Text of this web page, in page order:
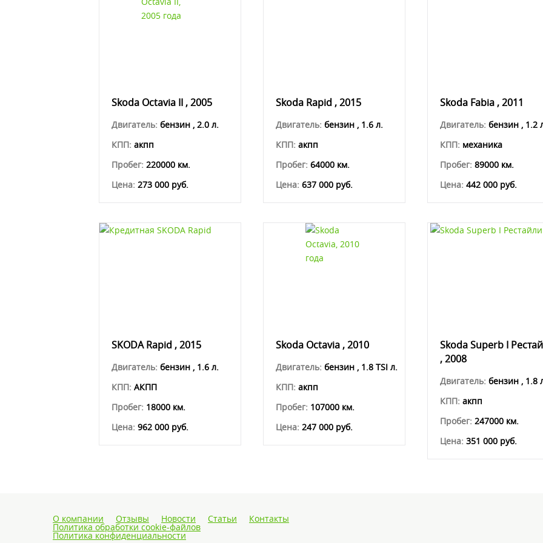
Skoda Octavia II , 2005
Двигатель: бензин , 2.0 л.
КПП: акпп
Пробег: 220000 км.
Цена: 273 000 руб.
Skoda Rapid , 2015
Двигатель: бензин , 1.6 л.
КПП: акпп
Пробег: 64000 км.
Цена: 637 000 руб.
Skoda Fabia , 2011
Двигатель: бензин , 1.2
КПП: механика
Пробег: 89000 км.
Цена: 442 000 руб.
SKODA Rapid , 2015
Двигатель: бензин , 1.6 л.
КПП: АКПП
Пробег: 18000 км.
Цена: 962 000 руб.
Skoda Octavia , 2010
Двигатель: бензин , 1.8 TSI л.
КПП: акпп
Пробег: 107000 км.
Цена: 247 000 руб.
Skoda Superb I
, 2008
Двигатель: бензин , 1.8
КПП: акпп
Пробег: 247000 км.
Цена: 351 000 руб.
О компании Отзывы Новости Статьи Контакты
Политика обработки cookie-файлов
Политика конфиденциальности